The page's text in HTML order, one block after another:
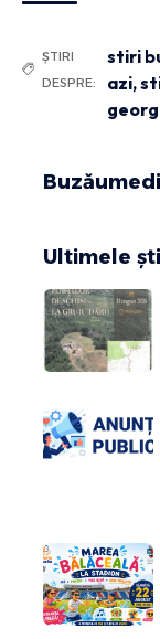
ȘTIRI
DESPRE:
stiri
azi,
Ultimele